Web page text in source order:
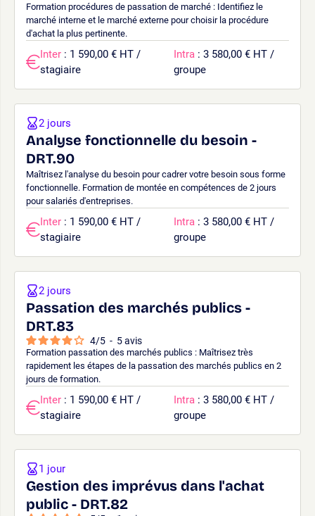
Formation procédures de passation de marché : Identifiez le
marché interne et le marché externe pour choisir la procédure
d'achat la plus pertinente.
Inter : 1 590,00 € HT /
stagiaire
Intra : 3 580,00 € HT /
groupe
Analyse fonctionnelle du besoin -
DRT.90
Maîtrisez l'analyse du besoin pour cadrer votre besoin sous forme
fonctionnelle. Formation de montée en compétences de 2 jours
pour salariés d'entreprises.
2 jours
Inter : 1 590,00 € HT /
stagiaire
Intra : 3 580,00 € HT /
groupe
Passation des marchés publics -
DRT.83
4/5 - 5avis
Formation passation des marchés publics : Maîtrisez très
rapidement les étapes de la passation des marchés publics en 2
jours de formation.
2 jours
Inter : 1 590,00 € HT /
stagiaire
Intra : 3 580,00 € HT /
groupe
Gestion des imprévus dans l'achat
public - DRT.82
1 jour